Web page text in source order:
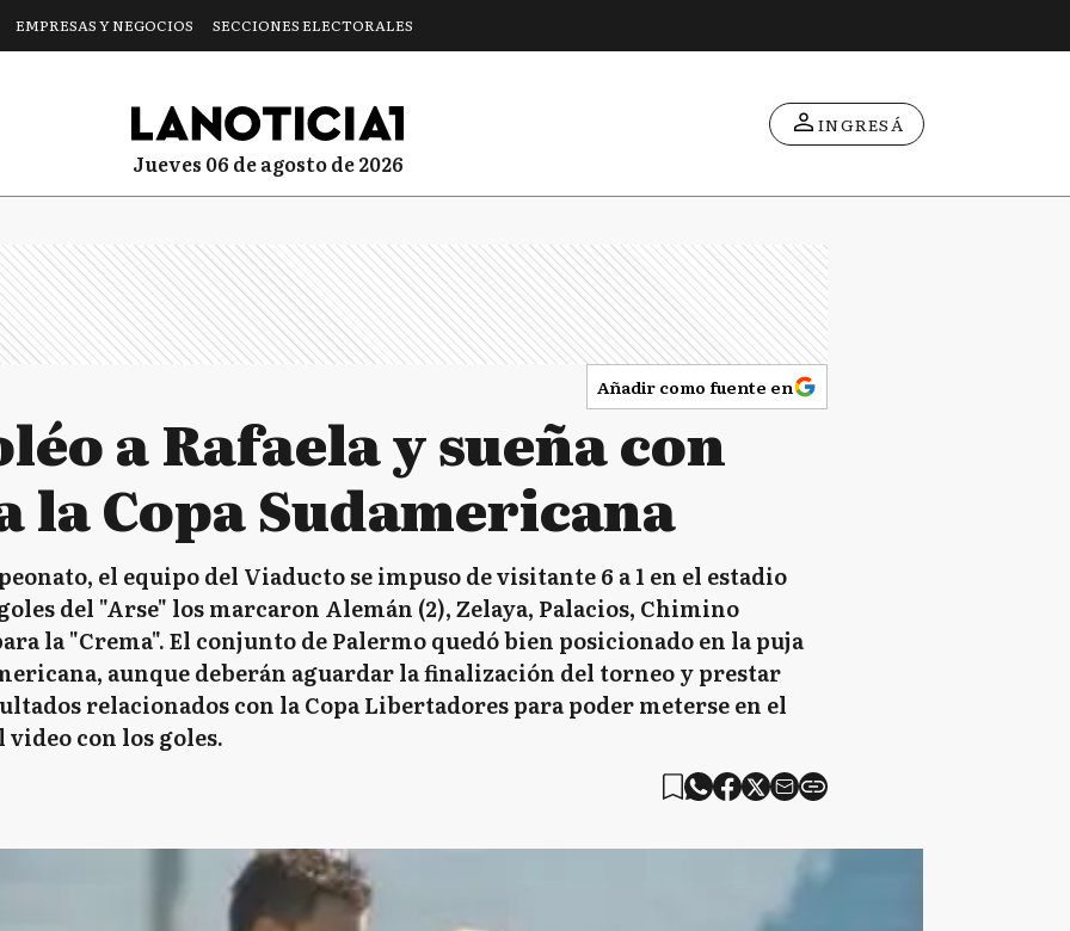
EMPRESAS Y NEGOCIOS SECCIONES ELECTORALES
jueves 06 de agosto de 2026
INGRESÁ
Añadir como fuente en
a Rafaela y sueña con
la Copa Sudamericana
el equipo del Viaducto se impuso de visitante 6 a 1 en el estadio
del "Arse" los marcaron Alemán (2), Zelaya, Palacios, Chimino
la "Crema". El conjunto de Palermo quedó bien posicionado en la puja
aunque deberán aguardar la finalización del torneo y prestar
relacionados con la Copa Libertadores para poder meterse en el
con los goles.